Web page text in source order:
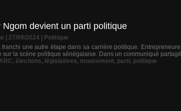
devient un parti politique
| 27/09/2024
Politique
une autre étape dans sa carrière politique.
sur la scène politique sénégalaise. Dans un communiqué
, élections, législatives, mouvement, parti, politique